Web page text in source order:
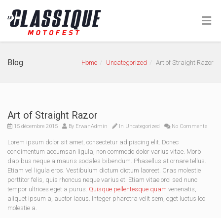
Blog Home Uncategorized Art of Straight Razor
Art of Straight Razor
15 décembre 2015 By ErwanAdmin In Uncategorized No Comments
Lorem ipsum dolor sit amet, consectetur adipiscing elit. Donec
condimentum accumsan ligula, non commodo dolor varius vitae. Morbi
dapibus neque a mauris sodales bibendum. Phasellus at ornare tellus.
Etiam vel ligula eros. Vestibulum dictum dictum laoreet. Cras molestie
porttitor felis, quis rhoncus neque varius et. Etiam vitae orci sed nunc
tempor ultrices eget a purus. Quisque pellentesque quam venenatis,
aliquet ipsum a, auctor lacus. Integer pharetra velit sem, eget luctus leo
molestie a.